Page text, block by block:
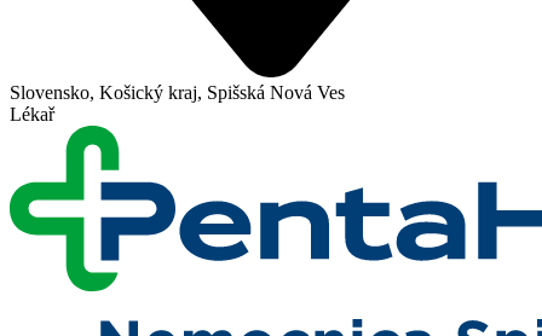
Slovensko, Košický kraj, Spišská Nová Ves
Lékař